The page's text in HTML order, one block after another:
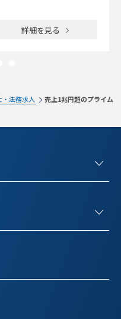
詳細を見る
・法務求人
売上1兆円超のプライム